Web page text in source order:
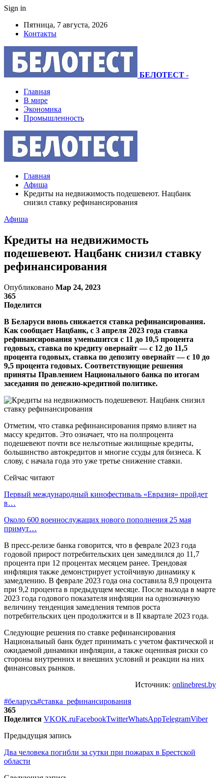
Sign in
Пятница, 7 августа, 2026
Контакты
БЕЛОТЕСТ -
Главная
В мире
Экономика
Промышленность
Главная
Афиша
Кредиты на недвижимость подешевеют. Нацбанк
снизил ставку рефинансирования
Афиша
Кредиты на недвижимость
подешевеют. Нацбанк снизил ставку
рефинансирования
Опубликовано Мар 24, 2023
365
Поделится
В Беларуси вновь снижается ставка рефинансирования.
Как сообщает Нацбанк, с 3 апреля 2023 года ставка
рефинансирования уменьшится с 11 до 10,5 процента
годовых, ставка по кредиту овернайт — с 12 до 11,5
процента годовых, ставка по депозиту овернайт — с 10 до
9,5 процента годовых. Соответствующие решения
приняты Правлением Национального банка по итогам
заседания по денежно-кредитной политике.
Отметим, что ставка рефинансирования прямо влияет на
массу кредитов. Это означает, что на полпроцента
подешевеют почти все нельготные жилищные кредиты,
большинство автокредитов и многие ссуды для бизнеса. К
слову, с начала года это уже третье снижение ставки.
Сейчас читают
Первый международный кинофестиваль «Евразия» пройдет
в…
Около 600 военнослужащих нового пополнения 25 мая
примут…
В пресс-релизе банка говорится, что в феврале 2023 года
годовой прирост потребительских цен замедлился до 11,7
процента при 12 процентах месяцем ранее. Трендовая
инфляция также демонстрирует устойчивую динамику к
замедлению. В феврале 2023 года она составила 8,9 процента
при 9,2 процента в предыдущем месяце. После выхода в марте
2023 года годового показателя инфляции на однозначную
величину тенденция замедления темпов роста
потребительских цен продолжится и в II квартале 2023 года.
Следующие решения по ставке рефинансирования
Национальный банк будет принимать с учетом фактической и
ожидаемой динамики инфляции, а также оценивая риски со
стороны внутренних и внешних условий и реакции на них
финансовых рынков.
Источник: onlinebrest.by
#беларусь#ставка_рефинансирования
365
Поделится VKOK.ruFacebookTwitterWhatsAppTelegramViber
Предыдущая запись
Два человека погибли за сутки при пожарах в Брестской
области